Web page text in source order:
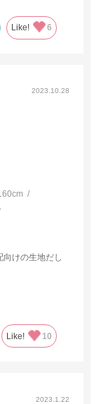
そうです。
います。
Like! 6
2023.10.28
けの生地だし
イルよく上品
用しわがほん
ましたので満
Like! 10
2023.1.22